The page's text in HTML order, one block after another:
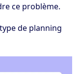
ce problème.
de planning